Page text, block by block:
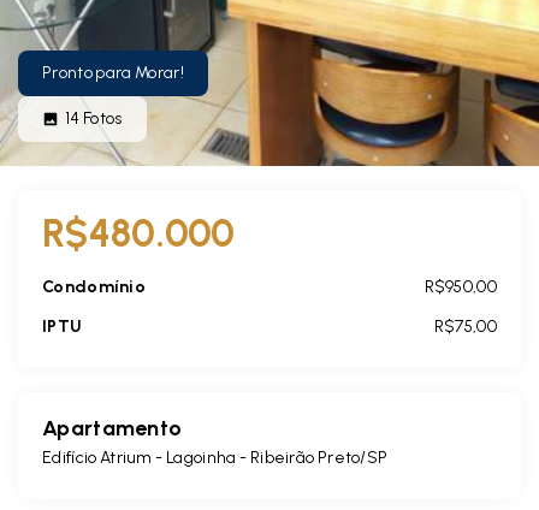
Pronto para Morar!
14 Fotos
R$480.000
Condomínio
R$950,00
IPTU
R$75,00
Apartamento
Edifício Atrium - Lagoinha - Ribeirão Preto/SP